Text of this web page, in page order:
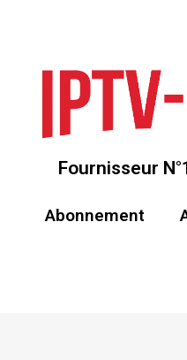
Fournisseur
Abonnement